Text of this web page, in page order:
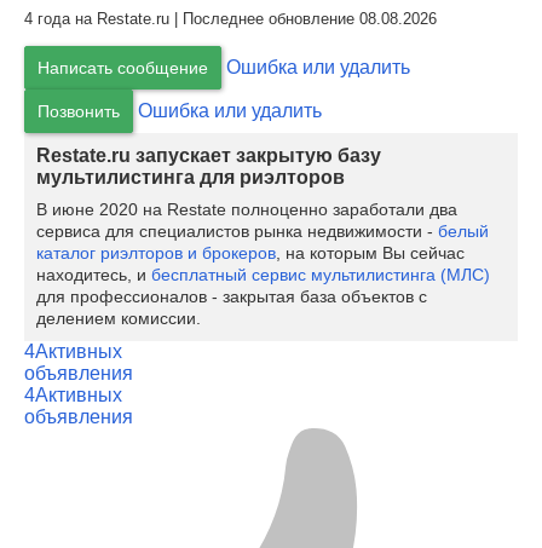
4 года на Restate.ru | Последнее обновление 08.08.2026
Написать сообщение Ошибка или удалить
Позвонить Ошибка или удалить
Restate.ru запускает закрытую базу
мультилистинга для риэлторов
В июне 2020 на Restate полноценно заработали два
сервиса для специалистов рынка недвижимости - белый
каталог риэлторов и брокеров , на которым Вы сейчас
находитесь, и бесплатный сервис мультилистинга (МЛС)
для профессионалов - закрытая база объектов с
делением комиссии.
4Активных
объявления
4Активных
объявления